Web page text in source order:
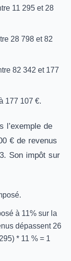
11 295 et 28
28 798 et 82
82 342 et 177
177 107 €.
l’exemple de
€ de revenus
Son impôt sur
à 11% sur la
dépassent 26
* 11 % = 1